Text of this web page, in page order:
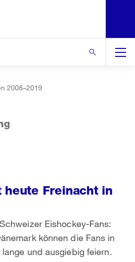
2008–2019
Freinacht in
Eishockey-Fans:
können die Fans in
und ausgiebig feiern.